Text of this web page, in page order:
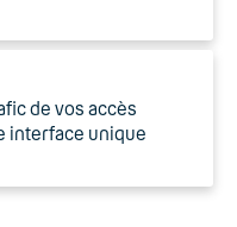
de vos accès
interface unique